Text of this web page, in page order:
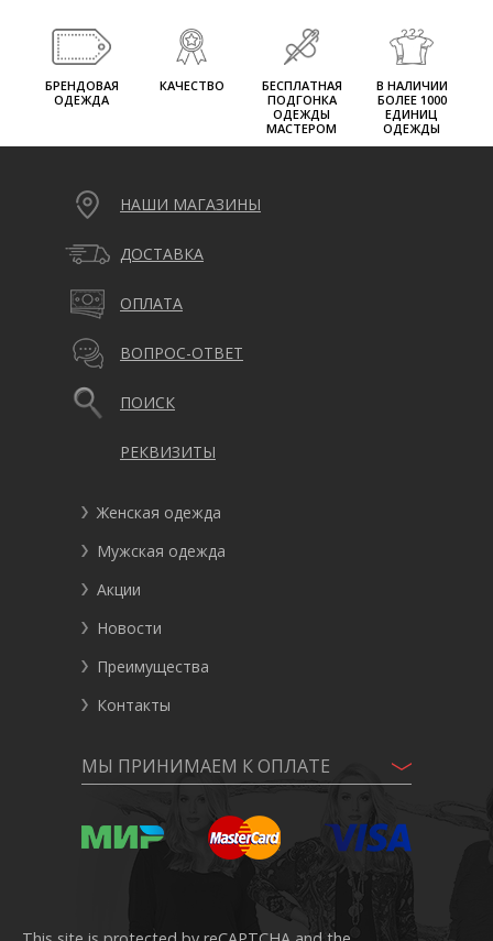
БРЕНДОВАЯ
ОДЕЖДА
КАЧЕСТВО
БЕСПЛАТНАЯ
ПОДГОНКА
ОДЕЖДЫ
МАСТЕРОМ
В НАЛИЧИИ
БОЛЕЕ 1000
ЕДИНИЦ
ОДЕЖДЫ
НАШИ МАГАЗИНЫ
ДОСТАВКА
ОПЛАТА
ВОПРОС-ОТВЕТ
ПОИСК
РЕКВИЗИТЫ
Женская одежда
Мужская одежда
Акции
Новости
Преимущества
Контакты
МЫ ПРИНИМАЕМ К ОПЛАТЕ